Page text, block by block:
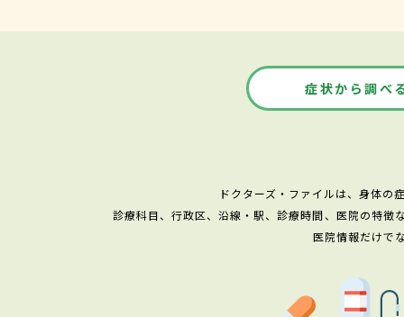
症状から調べ
ドクターズ・ファイルは、身体の
診療科目、行政区、沿線・駅、診療時間、医院の特徴
医院情報だけで